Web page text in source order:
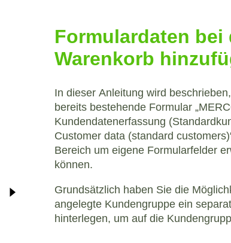
Formulardaten
Warenkorb
In dieser Anleitung wird
bereits bestehende Formular
Kundendatenerfassung
Customer data (standard
Bereich um eigene Formularfelder
können.
Grundsätzlich haben Sie die
angelegte Kundengruppe ein
hinterlegen, um auf die